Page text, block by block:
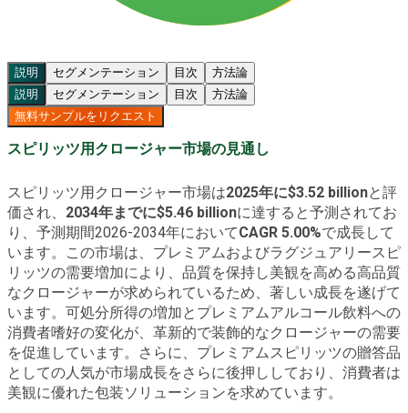
説明 セグメンテーション 目次
方法論
説明
セグメンテーション 目次
方法論
無料サンプルをリクエスト
スピリッツ用クロージャー市場の見通し
スピリッツ用クロージャー市場は2025年に$3.52 billionと評
価され、 2034年までに$5.46 billionに達すると予測されてお
り、予測期間2026-2034年においてCAGR 5.00%で成長して
います。この市場は、プレミアムおよびラグジュアリースピ
リッツの需要増加により、品質を保持し美観を高める高品質
なクロージャーが求められているため、著しい成長を遂げて
います。可処分所得の増加とプレミアムアルコール飲料への
消費者嗜好の変化が、革新的で装飾的なクロージャーの需要
を促進しています。さらに、プレミアムスピリッツの贈答品
としての人気が市場成長をさらに後押ししており、消費者は
美観に優れた包装ソリューションを求めています。